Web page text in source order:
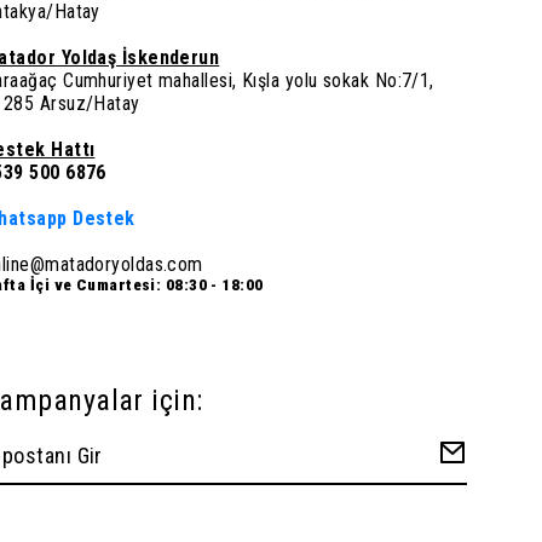
Hatay
Yoldaş İskenderun
Cumhuriyet mahallesi, Kışla yolu sokak No:7/1,
Arsuz/Hatay
Hattı
500 6876
Destek
İçi ve Cumartesi: 08:30 - 18:00
için: